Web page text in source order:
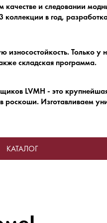
качестве и следовании
в год,
износостойкость.Только у
складская программа.
LVMH - это
роскоши. Изготавливаем
КАТАЛОГ